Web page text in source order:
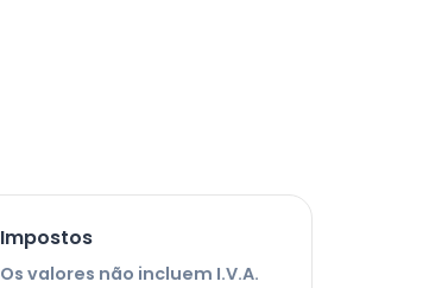
Impostos
Os valores não incluem I.V.A.